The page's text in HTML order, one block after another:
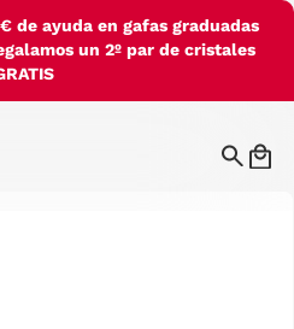
de ayuda en gafas graduadas
un 2º par de cristales